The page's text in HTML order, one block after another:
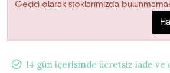
Geçici olarak stoklarımızda
14 gün içerisinde ücretsiz iade ve